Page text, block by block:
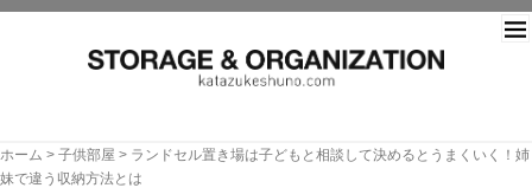
ホーム > 子供部屋 > ランドセル置き場は子どもと相談して決めるとうまくいく！姉
妹で違う収納方法とは